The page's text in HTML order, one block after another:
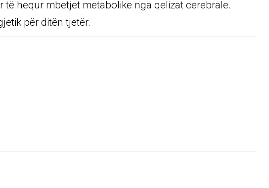
hequr mbetjet metabolike nga qelizat cerebrale.
për ditën tjetër.